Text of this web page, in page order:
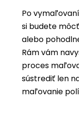
Po
si budete
alebo
Rám vám
proces
sústrediť len
maľovanie